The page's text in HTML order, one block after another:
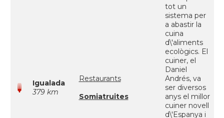
Igualada
379 km
Restaurants
Somiatruites
tot un
sistema per
a abastir la
cuina
d\'aliments
ecològics. El
cuiner, el
Daniel
Andrés, va
ser diversos
anys el millor
cuiner novell
d\'Espanya i